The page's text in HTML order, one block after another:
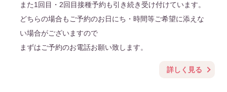
また1回目・2回目接種予約も引き続き受け付けています。
どちらの場合もご予約のお日にち・時間等ご希望に添えな
い場合がございますので
まずはご予約のお電話お願い致します。
詳しく見る